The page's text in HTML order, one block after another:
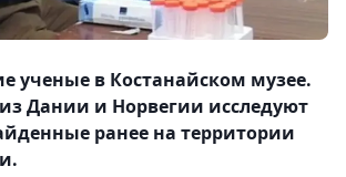
ученые в Костанайском музее.
Дании и Норвегии исследуют
ранее на территории